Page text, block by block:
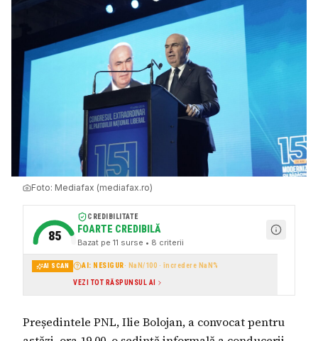
Foto: Mediafax (mediafax.ro)
85
CREDIBILITATE
FOARTE CREDIBILĂ
Bazat pe 11 surse • 8 criterii
AI SCAN AI: NESIGUR· NaN/100 · încredere NaN%
VEZI TOT RĂSPUNSUL AI
Președintele PNL, Ilie Bolojan, a convocat pentru